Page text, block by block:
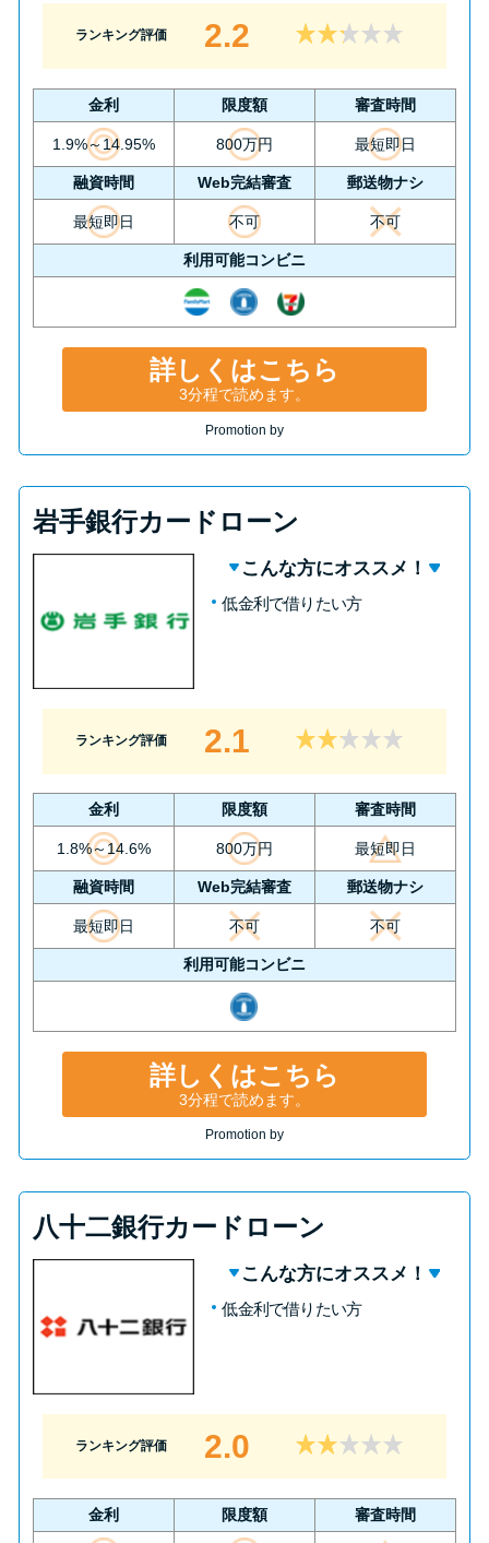
ランキング評価 2.2
金利 限度額 審査時間
1.9%～14.95% 800万円 最短即日
融資時間 Web完結審査 郵送物ナシ
最短即日 不可 不可
利用可能コンビニ
詳しくはこちら
3分程で読めます。
Promotion by
岩手銀行カードローン
こんな方にオススメ！
低金利で借りたい方
ランキング評価 2.1
金利 限度額 審査時間
1.8%～14.6% 800万円 最短即日
融資時間 Web完結審査 郵送物ナシ
最短即日 不可 不可
利用可能コンビニ
詳しくはこちら
3分程で読めます。
Promotion by
八十二銀行カードローン
こんな方にオススメ！
低金利で借りたい方
ランキング評価 2.0
金利 限度額 審査時間